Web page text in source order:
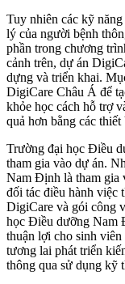
Tuy nhiên các kỹ
lý của người bệnh
phần trong chương
cảnh trên, dự án
dựng và triển khai.
DigiCare Châu Á để
khỏe học cách hỗ trợ
quả hơn bằng các
Trường đại học Điều
tham gia vào dự án.
Nam Định là tham gia
đối tác điều hành việc
DigiCare và gói công
học Điều dưỡng Nam
thuận lợi cho sinh
tương lai phát triển
thông qua sử dụng kỹ